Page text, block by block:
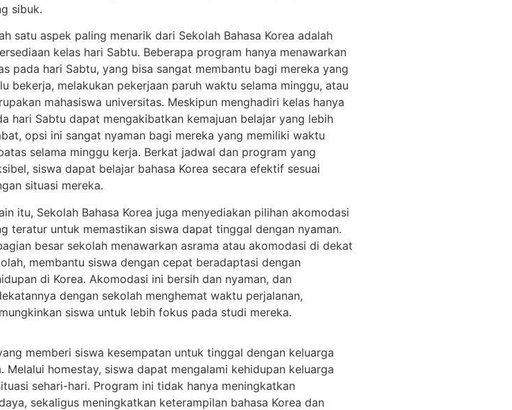
sibuk.
satu aspek paling menarik dari Sekolah Bahasa Korea adalah
kelas hari Sabtu. Beberapa program hanya menawarkan
pada hari Sabtu, yang bisa sangat membantu bagi mereka yang
bekerja, melakukan pekerjaan paruh waktu selama minggu, atau
mahasiswa universitas. Meskipun menghadiri kelas hanya
hari Sabtu dapat mengakibatkan kemajuan belajar yang lebih
opsi ini sangat nyaman bagi mereka yang memiliki waktu
selama minggu kerja. Berkat jadwal dan program yang
siswa dapat belajar bahasa Korea secara efektif sesuai
situasi mereka.
itu, Sekolah Bahasa Korea juga menyediakan pilihan akomodasi
teratur untuk memastikan siswa dapat tinggal dengan nyaman.
besar sekolah menawarkan asrama atau akomodasi di dekat
membantu siswa dengan cepat beradaptasi dengan
di Korea. Akomodasi ini bersih dan nyaman, dan
dengan sekolah menghemat waktu perjalanan,
siswa untuk lebih fokus pada studi mereka.
memberi siswa kesempatan untuk tinggal dengan keluarga
homestay, siswa dapat mengalami kehidupan keluarga
sehari-hari. Program ini tidak hanya meningkatkan
sekaligus meningkatkan keterampilan bahasa Korea dan